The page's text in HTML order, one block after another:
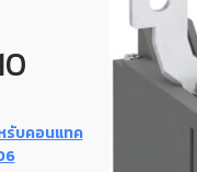
รับคอนแทค